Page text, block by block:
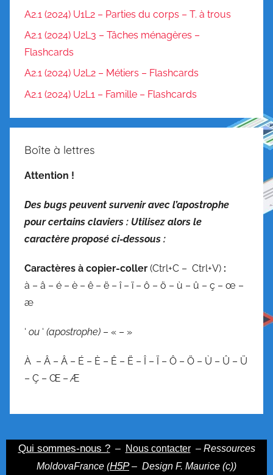
i
r
e
r
h
g
p
h
A2.1 (2024) U1L2 – Parties du corps – T. à trous
A2.1 (2024) U2L3 – Tâches ménagères –
Flashcards
A2.1 (2024) U2L2 – Métiers – Flashcards
A2.1 (2024) U2L1 – Famille – Flashcards
Boîte à lettres
Attention !
Des bugs peuvent survenir avec l’apostrophe
pour certains claviers : Utilisez alors le
caractère proposé ci-dessous :
Caractères à copier-coller (Ctrl+C – Ctrl+V) :
à – â – é – è – ê – ë – î – ï – ô – ö – ù – û – ç – œ –
æ
‘ ou ‘ (apostrophe) – « – »
À – Â – Â – É – È – Ê – Ë – Î – Ï – Ô – Ö – Ù – Û – Ü
– Ç – Œ – Æ
Qui sommes-nous ? – Nous contacter – Ressources
MoldovaFrance (H5P– Design F. Maurice (c))